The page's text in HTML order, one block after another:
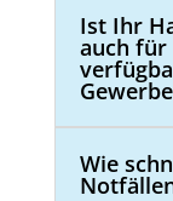
Ist Ihr
auch für
Wie